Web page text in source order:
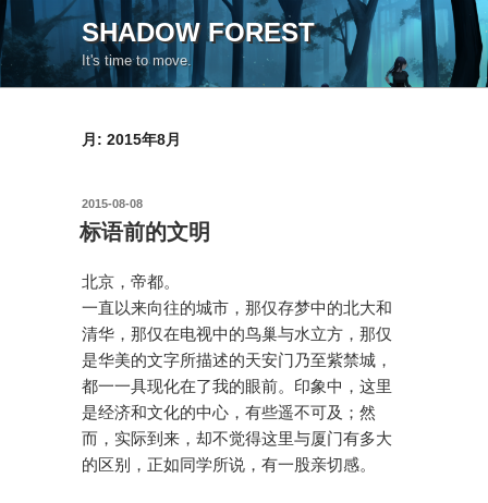
コ
ン
テ
ン
SHADOW FOREST
It's time to move.
月: 2015年8月
投
稿
日:
2015-08-08
标语前的文明
北京，帝都。
一直以来向往的城市，那仅存梦中的北大和
清华，那仅在电视中的鸟巢与水立方，那仅
是华美的文字所描述的天安门乃至紫禁城，
都一一具现化在了我的眼前。印象中，这里
是经济和文化的中心，有些遥不可及；然
而，实际到来，却不觉得这里与厦门有多大
的区别，正如同学所说，有一股亲切感。